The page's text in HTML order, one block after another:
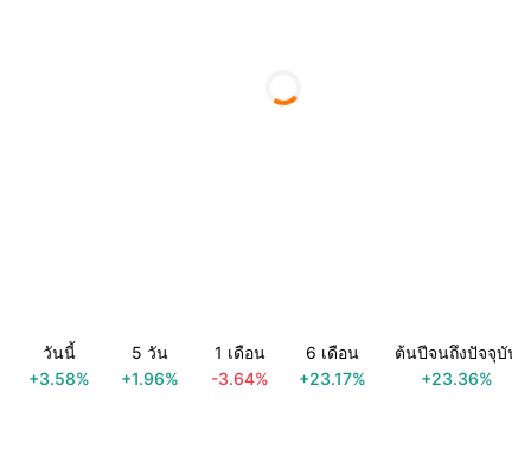
วันนี้
+3.58%
5 วัน
+1.96%
1 เดือน
-3.64%
6 เดือน
+23.17%
ต้นปีจนถึงปัจจุบัน
+23.36%